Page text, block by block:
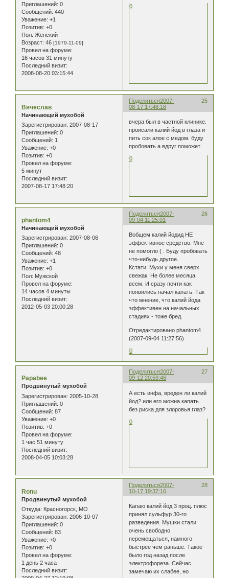
Приглашений: 0
Сообщений: 440
Уважение: +1
Позитив: +0
Пол: Женский
Возраст: 46 [1979-11-09]
Провел на форуме:
16 часов 31 минуту
Последний визит:
2008-08-20 03:15:44
0
Поделиться 25
2007-
08-17 17:48:18
Вячеслав
Начинающий мухобой
Зарегистрирован: 2007-08-17
Приглашений: 0
Сообщений: 1
Уважение: +0
Позитив: +0
Провел на форуме:
5 минут
Последний визит:
2007-08-17 17:48:20
вчера был в частной клинике.
происали калий йод в глаза и
пить сок алое с медом. буду
пробовать а вдруг поможет
0
Поделиться 26
2007-
09-04 11:25:01
phantom4
Начинающий мухобой
Зарегистрирован: 2007-08-06
Приглашений: 0
Сообщений: 48
Уважение: +1
Позитив: +0
Пол: Мужской
Провел на форуме:
14 часов 4 минуты
Последний визит:
2012-05-03 20:00:28
Вобщем калий йодид НЕ
эффективное средство. Мне
не помогло ( . Буду пробовать
что-нибудь другое.
Кстати. Мухи у меня сверх
свежак. Не более месяца
всем. И сразу почти как
появились начал капать. Так
что мнение, что калий йода
эффективен на начальных
стадиях - тоже бред.
Отредактировано phantom4
(2007-09-04 11:27:56)
0
Поделиться 27
2007-
09-12 20:59:46
Papabee
Продвинутый мухобой
Зарегистрирован: 2005-10-28
Приглашений: 0
Сообщений: 87
Уважение: +0
Позитив: +0
Провел на форуме:
1 час 51 минуту
Последний визит:
2008-04-05 10:03:28
А есть инфа, вреден ли калий
йод? или его можна капать
без риска для злоровья глаз?
0
Поделиться 28
2007-
10-17 19:37:16
Ronu
Продвинутый мухобой
Откуда: Красногорск, МО
Зарегистрирован: 2006-10-07
Приглашений: 0
Сообщений: 83
Уважение: +0
Позитив: +0
Провел на форуме:
1 день 2 часа
Последний визит:
Капаю калий йод 3 проц. плюс
принял сульфур 30-го
разведения. Мушки стали
очень свободно
перемещаться, намного
быстрее чем раньше. Такое
было год назад после
электрофореза. Сейчас
замечаю их слабее, но